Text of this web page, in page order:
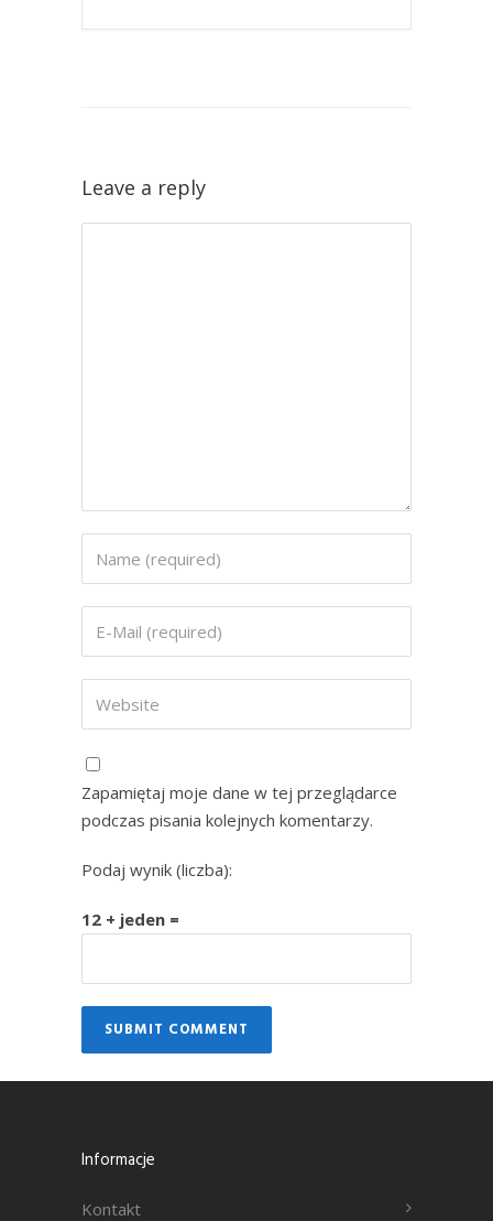
Leave a reply
Zapamiętaj moje dane w tej przeglądarce
podczas pisania kolejnych komentarzy.
Podaj wynik (liczba):
12 + jeden =
Informacje
Kontakt